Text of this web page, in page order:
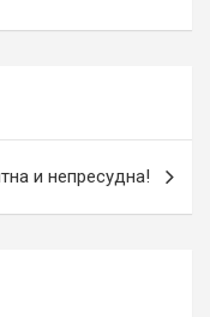
и непресудна!